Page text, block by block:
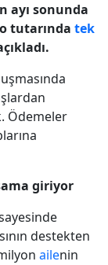
ayı sonunda
tutarında tek
Ödemeler
giriyor
destekten
ailenin